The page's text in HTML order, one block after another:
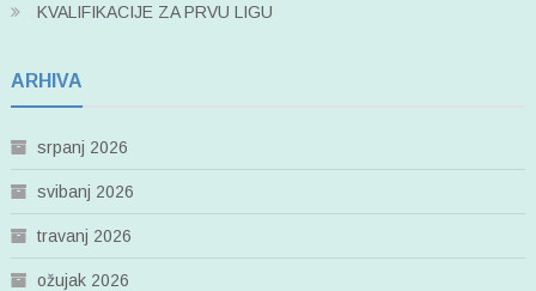
KVALIFIKACIJE ZA PRVU LIGU
ARHIVA
srpanj 2026
svibanj 2026
travanj 2026
ožujak 2026